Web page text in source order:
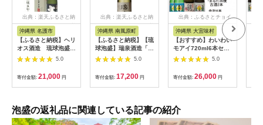
出典：楽天ふるさと納
税
沖縄県 名護市
【ふるさと納税】ヘリ
オス酒造 琉球泡盛
甕熟成五年古酒「主
(ぬーし)」43度
1800ml【化粧箱入
り】
5.0
寄付金額: 21,000 円
出典：楽天ふるさと納
税
沖縄県 南風原町
【ふるさと納税】【琉
球泡盛】瑞泉酒造「瑞
泉甕貯蔵3年古酒」1
升（1,800ml）43%
5.0
寄付金額: 17,200 円
出典：ふるさとチョイ
沖縄県 大宜味村
【おすすめ】わいわい
モアイ720ml6本セッ
ト
5.0
寄付金額: 26,000 円
泡盛の返礼品に関連している記事の紹介